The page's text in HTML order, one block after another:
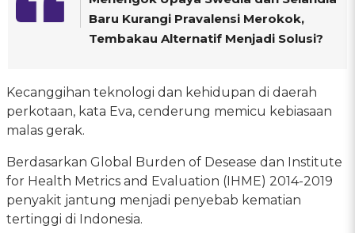
Baru Kurangi Pravalensi Merokok,
Tembakau Alternatif Menjadi Solusi?
Kecanggihan teknologi dan kehidupan di daerah
perkotaan, kata Eva, cenderung memicu kebiasaan
malas gerak.
Berdasarkan Global Burden of Desease dan Institute
for Health Metrics and Evaluation (IHME) 2014-2019
penyakit jantung menjadi penyebab kematian
tertinggi di Indonesia.